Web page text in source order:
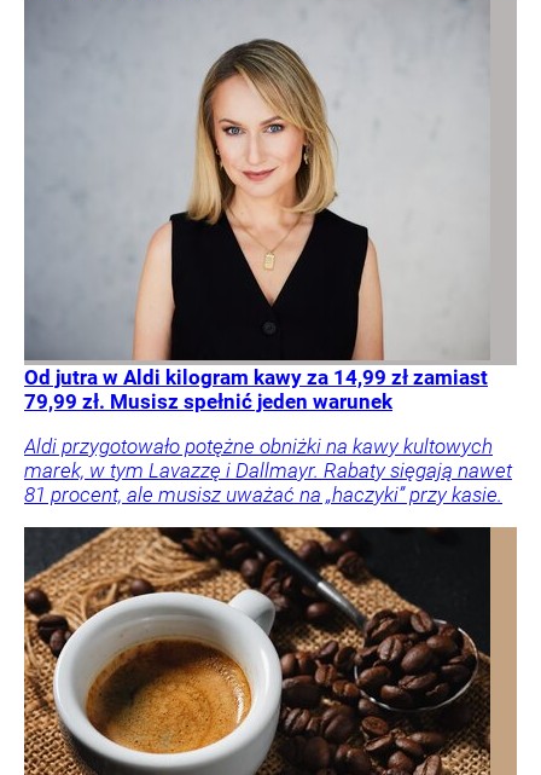
Od jutra w Aldi kilogram kawy za 14,99 zł zamiast
79,99 zł. Musisz spełnić jeden warunek
Aldi przygotowało potężne obniżki na kawy kultowych
marek, w tym Lavazzę i Dallmayr. Rabaty sięgają nawet
81 procent, ale musisz uważać na „haczyki” przy kasie.